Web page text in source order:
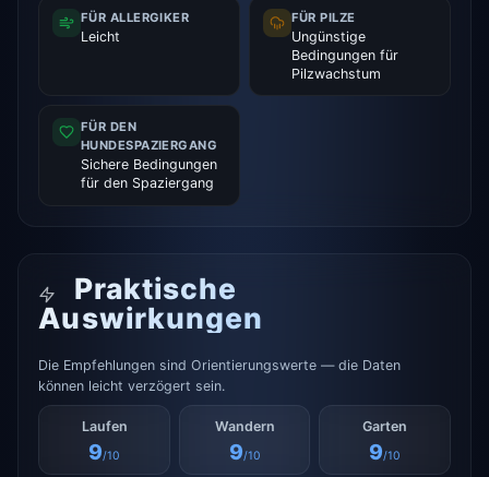
FÜR ALLERGIKER
Leicht
FÜR PILZE
Ungünstige
Bedingungen für
Pilzwachstum
FÜR DEN
HUNDESPAZIERGANG
Sichere Bedingungen
für den Spaziergang
Praktische
Auswirkungen
Die Empfehlungen sind Orientierungswerte — die Daten
können leicht verzögert sein.
Laufen
9/10
Wandern
9/10
Garten
9/10